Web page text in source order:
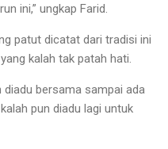
ini,” ungkap Farid.
patut dicatat dari tradisi ini
kalah tak patah hati.
diadu bersama sampai ada
pun diadu lagi untuk